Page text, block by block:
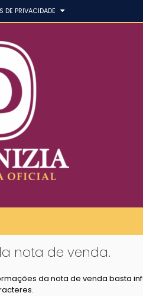
DE PRIVACIDADE
nota de venda.
da nota de venda basta